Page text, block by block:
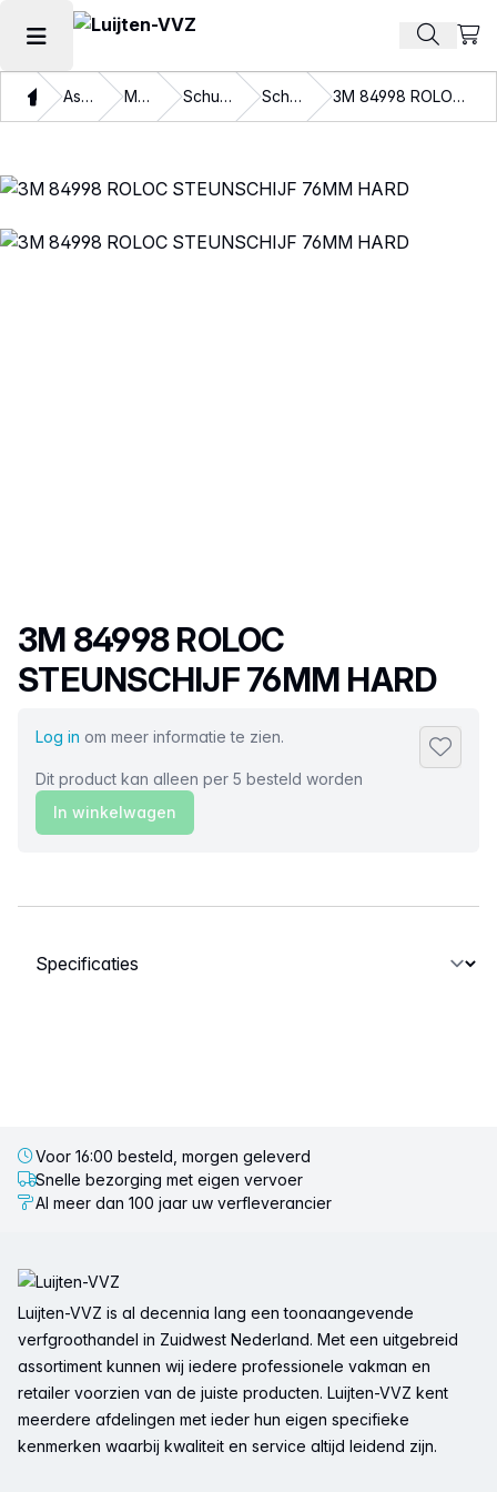
Hoofdmenu openen Zoek
ThuisAssortiment Materialen Schuurmaterialen Schuurschijven 3M 84998 ROLOC STEUNSCHIJF 76MM HARD
Productnaam
3M 84998 ROLOC
STEUNSCHIJF 76MM HARD
Log in om meer informatie te zien.
Dit product kan alleen per 5 besteld worden
In winkelwagen
Selecteer een tabblad
Voor 16:00 besteld, morgen geleverd
Snelle bezorging met eigen vervoer
Al meer dan 100 jaar uw verfleverancier
Luijten-VVZ is al decennia lang een toonaangevende
verfgroothandel in Zuidwest Nederland. Met een uitgebreid
assortiment kunnen wij iedere professionele vakman en
retailer voorzien van de juiste producten. Luijten-VVZ kent
meerdere afdelingen met ieder hun eigen specifieke
kenmerken waarbij kwaliteit en service altijd leidend zijn.